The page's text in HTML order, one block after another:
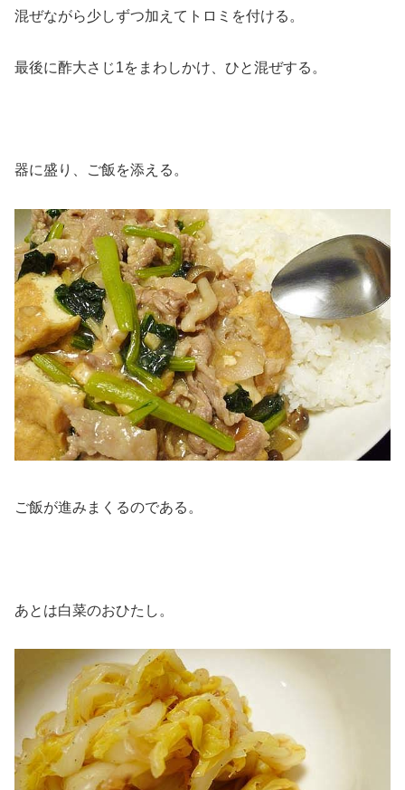
混ぜながら少しずつ加えてトロミを付ける。
最後に酢大さじ1をまわしかけ、ひと混ぜする。
器に盛り、ご飯を添える。
ご飯が進みまくるのである。
あとは白菜のおひたし。